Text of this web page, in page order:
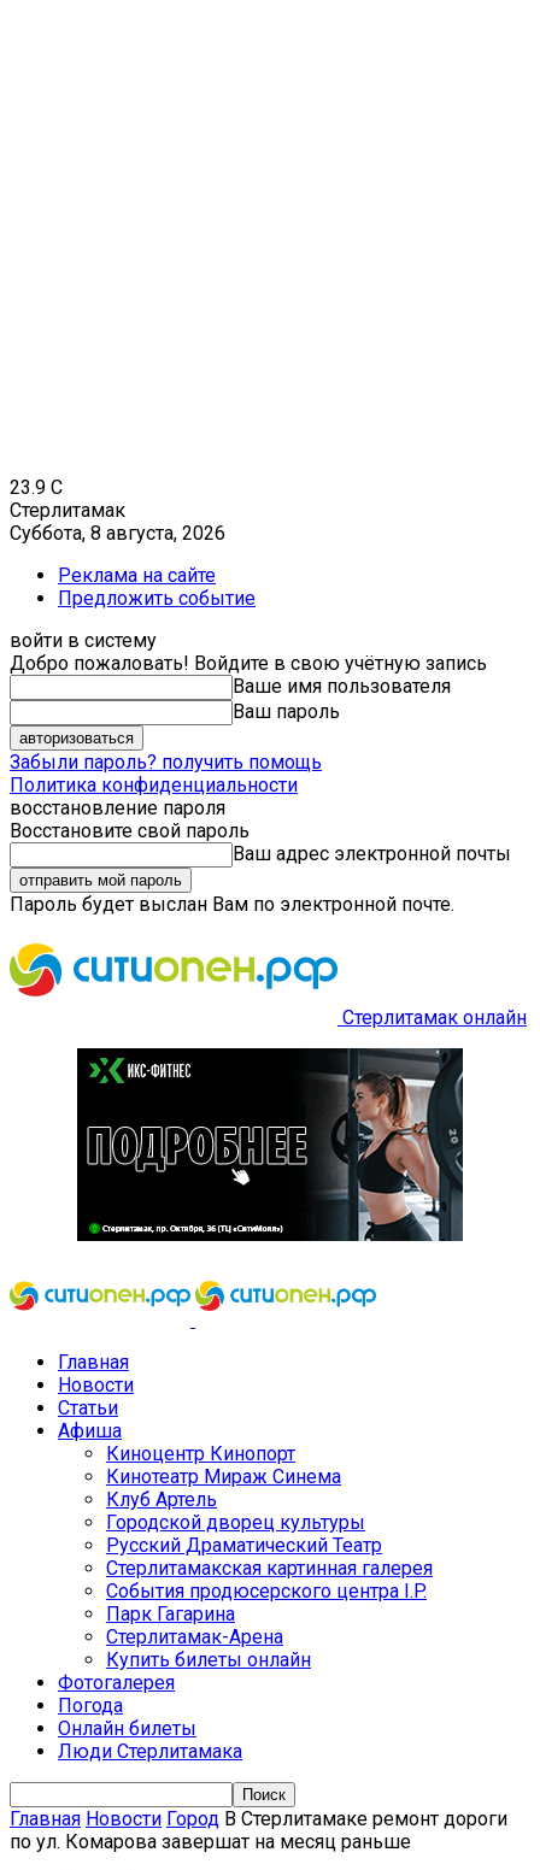
23.9 C
Стерлитамак
Суббота, 8 августа, 2026
Реклама на сайте
Предложить событие
войти в систему
Добро пожаловать! Войдите в свою учётную запись
Ваше имя пользователя
Ваш пароль
Забыли пароль? получить помощь
Политика конфиденциальности
восстановление пароля
Восстановите свой пароль
Ваш адрес электронной почты
Пароль будет выслан Вам по электронной почте.
Стерлитамак онлайн
Главная
Новости
Статьи
Афиша
Киноцентр Кинопорт
Кинотеатр Мираж Синема
Клуб Артель
Городской дворец культуры
Русский Драматический Театр
Стерлитамакская картинная галерея
События продюсерского центра I.P.
Парк Гагарина
Стерлитамак-Арена
Купить билеты онлайн
Фотогалерея
Погода
Онлайн билеты
Люди Стерлитамака
Главная Новости Город В Стерлитамаке ремонт дороги
по ул. Комарова завершат на месяц раньше